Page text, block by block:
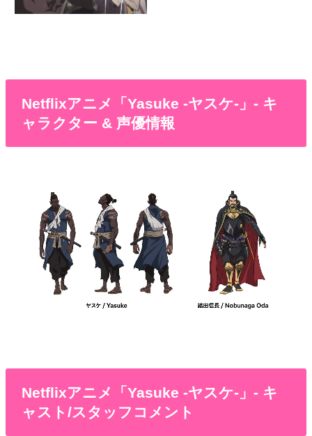
Netflixアニメ「Yasuke -ヤスケ-」- キ
ャラクター & 声優情報
Netflixアニメ「Yasuke -ヤスケ-」- キ
ャスト/スタッフコメント